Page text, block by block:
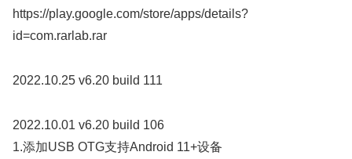
https://play.google.com/store/apps/details?
id=com.rarlab.rar
2022.10.25 v6.20 build 111
2022.10.01 v6.20 build 106
1.添加USB OTG支持Android 11+设备